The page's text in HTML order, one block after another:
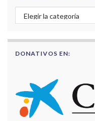
Buscar por categorías
DONATIVOS EN: